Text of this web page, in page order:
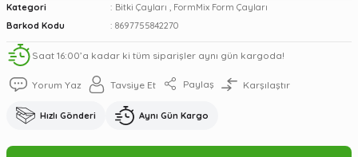
Kategori Bitki Çayları , FormMix Form Çayları
Barkod Kodu
8697755842270
Saat 16:00’a kadar ki tüm siparişler aynı gün kargoda!
Yorum Yaz Tavsiye Et Paylaş Karşılaştır
Hızlı Gönderi Aynı Gün Kargo